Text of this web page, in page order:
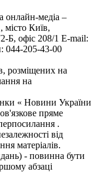
онлайн-медіа –
місто Київ,
офіс 208/1 E-mail:
044-205-43-00
розміщених на
на
« Новини України
пряме
.
від
матеріалів.
- повинна бути
абзаці